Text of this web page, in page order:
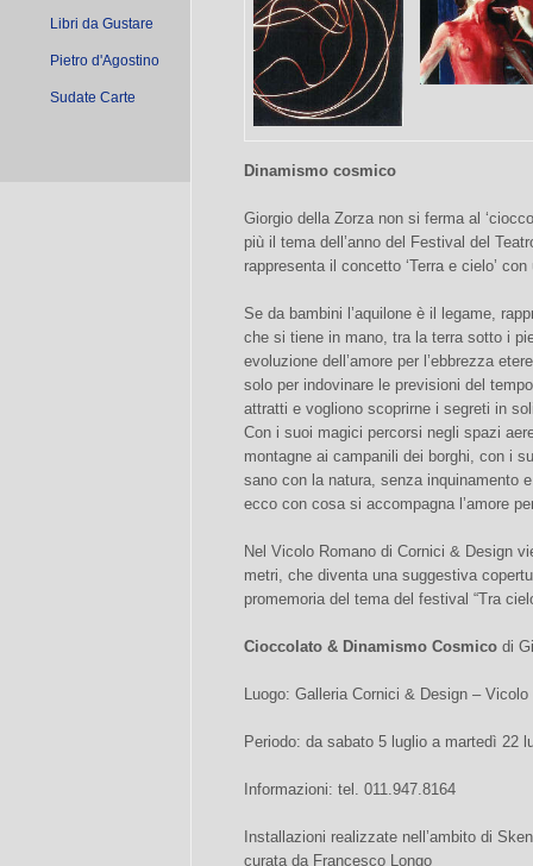
Libri da Gustare
Pietro d'Agostino
Sudate Carte
Dinamismo cosmico
Giorgio della Zorza non si ferma al
più il tema dell’anno del Festival del
rappresenta il concetto ‘Terra e cielo’
Se da bambini l’aquilone è il legame,
che si tiene in mano, tra la terra sotto i
evoluzione dell’amore per l’ebbrezza
solo per indovinare le previsioni del
attratti e vogliono scoprirne i segreti in
Con i suoi magici percorsi negli spazi
montagne ai campanili dei borghi, con i
sano con la natura, senza inquinamento
ecco con cosa si accompagna l’amore
Nel Vicolo Romano di Cornici & Design
metri, che diventa una suggestiva
promemoria del tema del festival “Tra
Cioccolato & Dinamismo Cosmico di
Luogo: Galleria Cornici & Design –
Periodo: da sabato 5 luglio a martedì 22
Informazioni: tel. 011.947.8164
Installazioni realizzate nell’ambito di
curata da Francesco Longo